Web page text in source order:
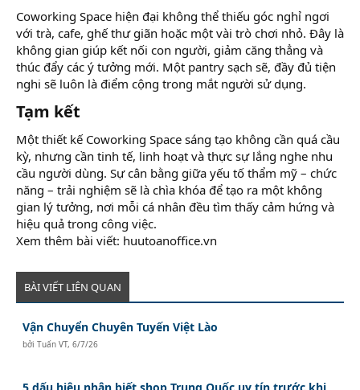
Coworking Space hiện đại không thể thiếu góc nghỉ ngơi
với trà, cafe, ghế thư giãn hoặc một vài trò chơi nhỏ. Đây là
không gian giúp kết nối con người, giảm căng thẳng và
thúc đẩy các ý tưởng mới. Một pantry sạch sẽ, đầy đủ tiện
nghi sẽ luôn là điểm cộng trong mắt người sử dụng.
Tạm kết
Một thiết kế Coworking Space sáng tạo không cần quá cầu
kỳ, nhưng cần tinh tế, linh hoạt và thực sự lắng nghe nhu
cầu người dùng. Sự cân bằng giữa yếu tố thẩm mỹ – chức
năng – trải nghiệm sẽ là chìa khóa để tạo ra một không
gian lý tưởng, nơi mỗi cá nhân đều tìm thấy cảm hứng và
hiệu quả trong công việc.
Xem thêm bài viết: huutoanoffice.vn
BÀI VIẾT LIÊN QUAN
Vận Chuyển Chuyên Tuyến Việt Lào
bởiTuấn VT,6/7/26
5 dấu hiệu nhận biết shop Trung Quốc uy tín trước khi